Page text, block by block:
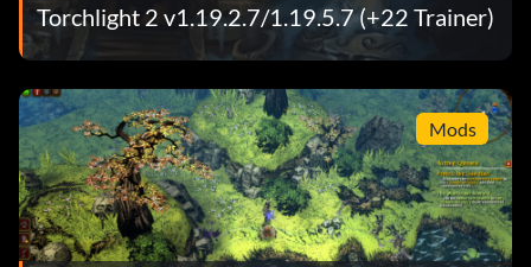
Torchlight 2 v1.19.2.7/1.19.5.7 (+22 Trainer)
Mods